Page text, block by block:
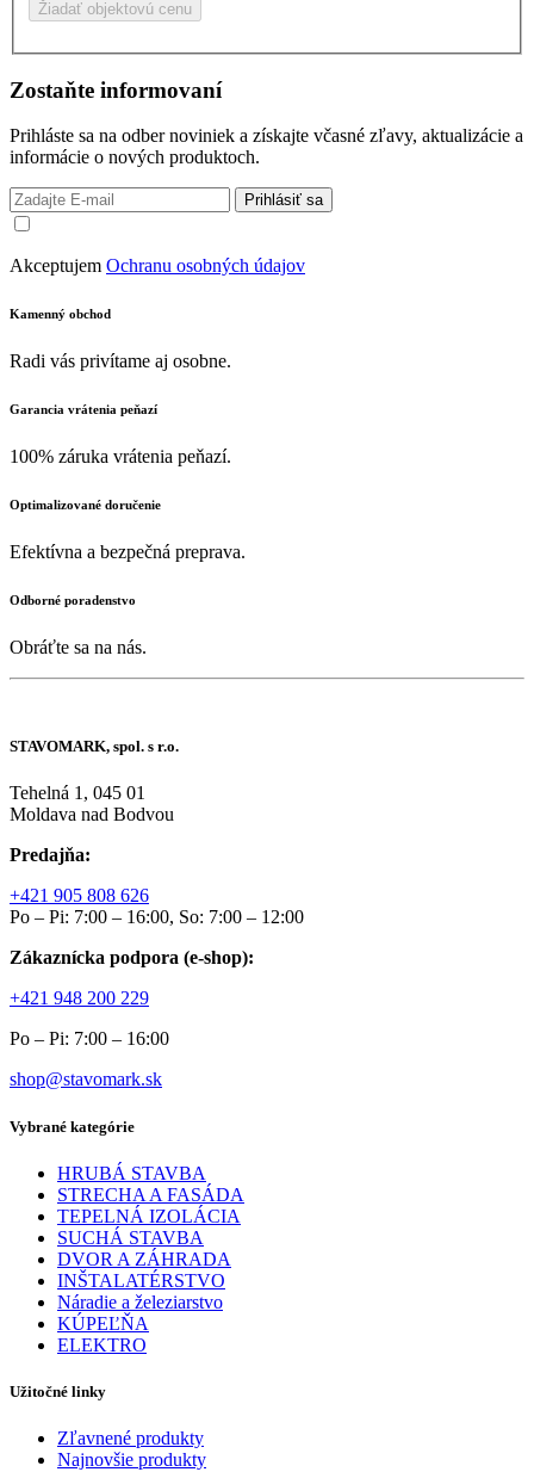
Žiadať objektovú cenu
Zostaňte informovaní
Prihláste sa na odber noviniek a získajte včasné zľavy, aktualizácie a
informácie o nových produktoch.
Prihlásiť sa
Akceptujem Ochranu osobných údajov
Kamenný obchod
Radi vás privítame aj osobne.
Garancia vrátenia peňazí
100% záruka vrátenia peňazí.
Optimalizované doručenie
Efektívna a bezpečná preprava.
Odborné poradenstvo
Obráťte sa na nás.
STAVOMARK, spol. s r.o.
Tehelná 1, 045 01
Moldava nad Bodvou
Predajňa:
+421 905 808 626
Po – Pi: 7:00 – 16:00, So: 7:00 – 12:00
Zákaznícka podpora (e-shop):
+421 948 200 229
Po – Pi: 7:00 – 16:00
shop@stavomark.sk
Vybrané kategórie
HRUBÁ STAVBA
STRECHA A FASÁDA
TEPELNÁ IZOLÁCIA
SUCHÁ STAVBA
DVOR A ZÁHRADA
INŠTALATÉRSTVO
Náradie a železiarstvo
KÚPEĽŇA
ELEKTRO
Užitočné linky
Zľavnené produkty
Najnovšie produkty